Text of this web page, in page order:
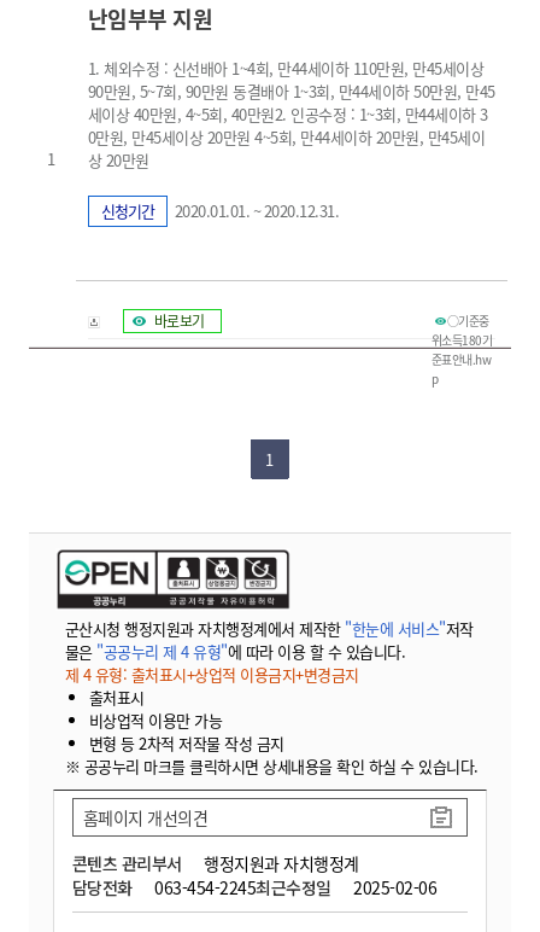
1
난임부부 지원
1. 체외수정 : 신선배아 1~4회, 만44세이하 110만원, 만45세이상
90만원, 5~7회, 90만원 동결배아 1~3회, 만44세이하 50만원, 만45
세이상 40만원, 4~5회, 40만원2. 인공수정 : 1~3회, 만44세이하 3
0만원, 만45세이상 20만원 4~5회, 만44세이하 20만원, 만45세이
상 20만원
신청기간 2020.01.01. ~ 2020.12.31.
○기준중
위소득180기
준표안내.hw
p
바로보기
1
군산시청 행정지원과 자치행정계에서 제작한 "한눈에 서비스"저작
물은 "공공누리 제 4 유형"에 따라 이용 할 수 있습니다.
제 4 유형: 출처표시+상업적 이용금지+변경금지
출처표시
비상업적 이용만 가능
변형 등 2차적 저작물 작성 금지
※ 공공누리 마크를 클릭하시면 상세내용을 확인 하실 수 있습니다.
콘텐츠 관리부서
행정지원과 자치행정계
담당전화
063-454-2245최근수정일 2025-02-06
홈페이지 개선의견